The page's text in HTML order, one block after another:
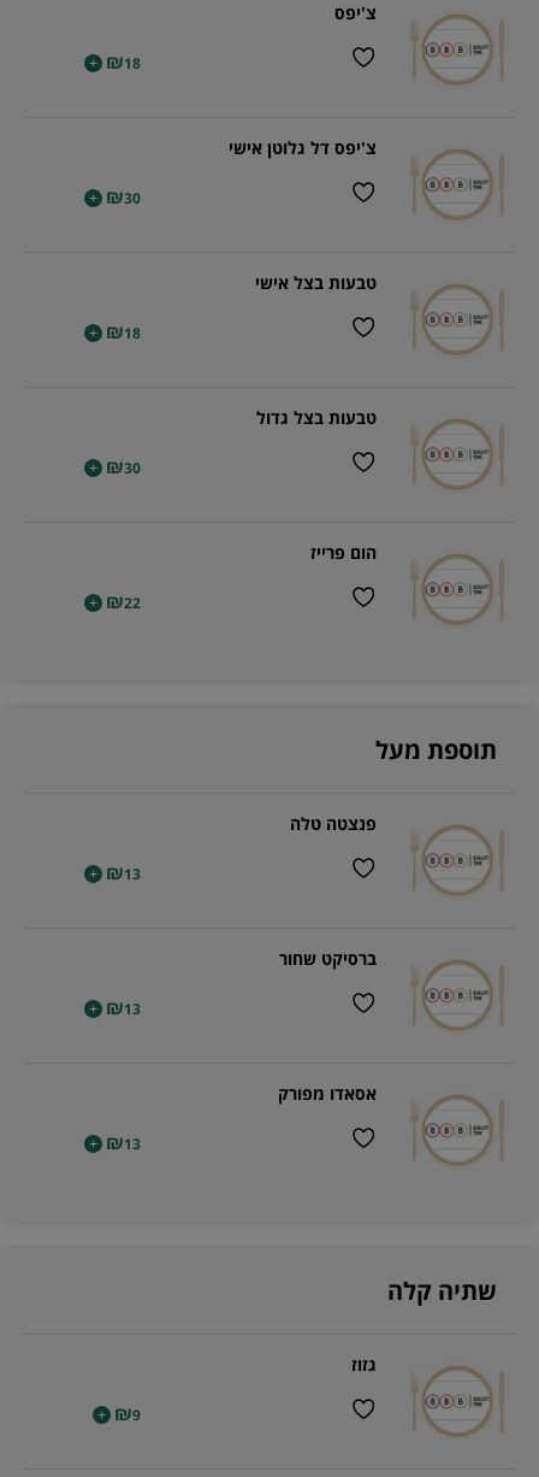
צ'יפס
₪18
+
צ'יפס דל גלוטן אישי
₪30
+
טבעות בצל אישי
₪18
+
טבעות בצל גדול
₪30
+
הום פרייז
₪22
+
תוספת מעל
פנצטה טלה
₪13
+
ברסיקט שחור
₪13
+
אסאדו מפורק
₪13
+
שתיה קלה
גזוז
₪9
+